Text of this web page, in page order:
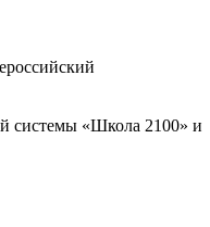
системы «Школа 2100» и